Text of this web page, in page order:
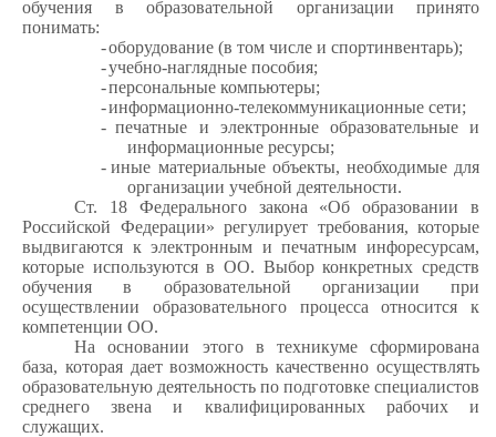
обучения в образовательной организации принято
понимать:
-оборудование (в том числе и спортинвентарь);
-учебно-наглядные пособия;
-персональные компьютеры;
-информационно-телекоммуникационные сети;
- печатные и электронные образовательные и
информационные ресурсы;
- иные материальные объекты, необходимые для
организации учебной деятельности.
Ст. 18 Федерального закона «Об образовании в
Российской Федерации» регулирует требования, которые
выдвигаются к электронным и печатным инфоресурсам,
которые используются в ОО. Выбор конкретных средств
обучения в образовательной организации при
осуществлении образовательного процесса относится к
компетенции ОО.
На основании этого в техникуме сформирована
база, которая дает возможность качественно осуществлять
образовательную деятельность по подготовке специалистов
среднего звена и квалифицированных рабочих и
служащих.